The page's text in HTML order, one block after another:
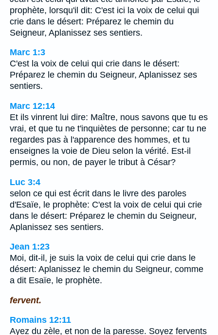
prophète, lorsqu'il dit: C'est ici la voix de celui qui
crie dans le désert: Préparez le chemin du
Seigneur, Aplanissez ses sentiers.
Marc 1:3
C'est la voix de celui qui crie dans le désert:
Préparez le chemin du Seigneur, Aplanissez ses
sentiers.
Marc 12:14
Et ils vinrent lui dire: Maître, nous savons que tu es
vrai, et que tu ne t'inquiètes de personne; car tu ne
regardes pas à l'apparence des hommes, et tu
enseignes la voie de Dieu selon la vérité. Est-il
permis, ou non, de payer le tribut à César?
Luc 3:4
selon ce qui est écrit dans le livre des paroles
d'Esaïe, le prophète: C'est la voix de celui qui crie
dans le désert: Préparez le chemin du Seigneur,
Aplanissez ses sentiers.
Jean 1:23
Moi, dit-il, je suis la voix de celui qui crie dans le
désert: Aplanissez le chemin du Seigneur, comme
a dit Esaïe, le prophète.
fervent.
Romains 12:11
Ayez du zèle, et non de la paresse. Soyez fervents